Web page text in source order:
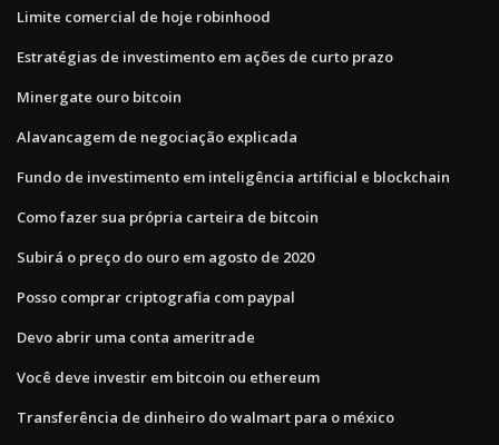
Limite comercial de hoje robinhood
Estratégias de investimento em ações de curto prazo
Minergate ouro bitcoin
Alavancagem de negociação explicada
Fundo de investimento em inteligência artificial e blockchain
Como fazer sua própria carteira de bitcoin
Subirá o preço do ouro em agosto de 2020
Posso comprar criptografia com paypal
Devo abrir uma conta ameritrade
Você deve investir em bitcoin ou ethereum
Transferência de dinheiro do walmart para o méxico